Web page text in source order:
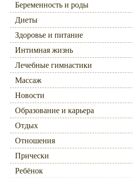
Беременность и роды
Диеты
Здоровье и питание
Интимная жизнь
Лечебные гимнастики
Массаж
Новости
Образование и карьера
Отдых
Отношения
Прически
Ребёнок